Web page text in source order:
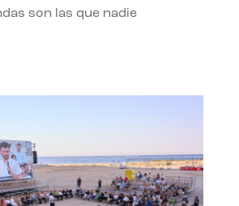
son las que nadie